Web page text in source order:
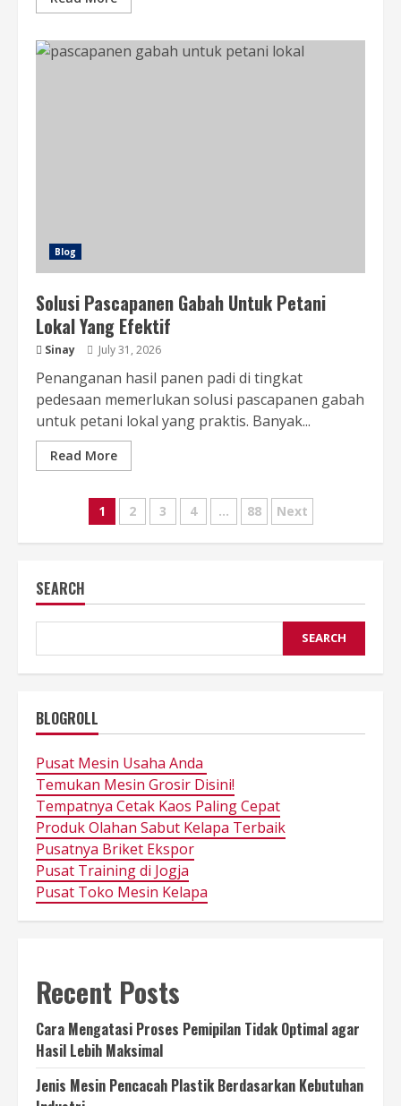
Blog
Solusi Pascapanen Gabah Untuk Petani
Lokal Yang Efektif
Sinay July 31, 2026
Penanganan hasil panen padi di tingkat
pedesaan memerlukan solusi pascapanen gabah
untuk petani lokal yang praktis. Banyak...
Read More
Posts
pagination
1 2 3 4 … 88 Next
SEARCH
SEARCH
BLOGROLL
Pusat Mesin Usaha Anda
Temukan Mesin Grosir Disini!
Tempatnya Cetak Kaos Paling Cepat
Produk Olahan Sabut Kelapa Terbaik
Pusatnya Briket Ekspor
Pusat Training di Jogja
Pusat Toko Mesin Kelapa
Recent Posts
Cara Mengatasi Proses Pemipilan Tidak Optimal agar
Hasil Lebih Maksimal
Jenis Mesin Pencacah Plastik Berdasarkan Kebutuhan